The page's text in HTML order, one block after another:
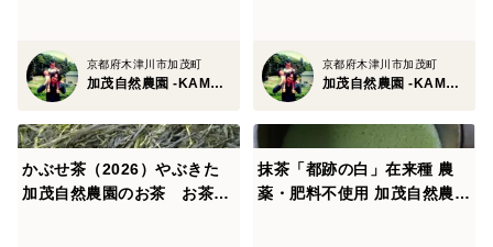
商品サイズ
16cm×11cm×1cm
京都府木津川市加茂町
加茂自然農園 -KAMO Nature Farm-
京都府木津川市加茂町
加茂自然農園 -KAMO Nature Farm-
かぶせ茶（2026）やぶきた
加茂自然農園のお茶 お茶・
抹茶「都跡の白」在来種 農
薬・肥料不使用 加茂自然農園